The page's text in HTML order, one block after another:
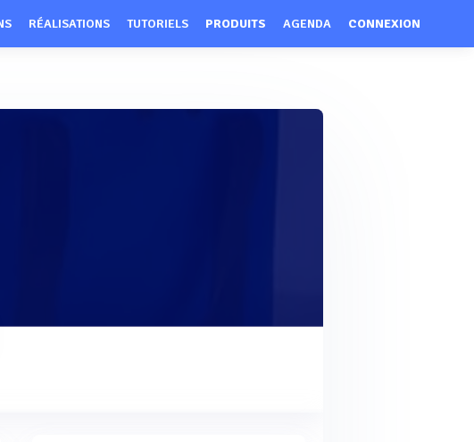
RÉALISATIONS TUTORIELS PRODUITS AGENDA CONNEXION